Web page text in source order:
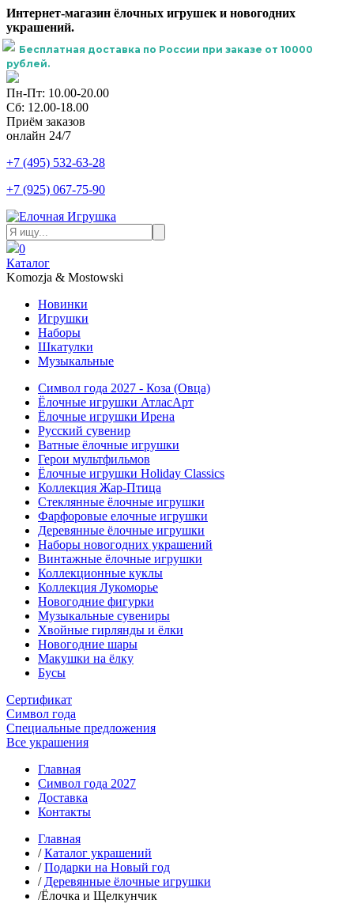
Интернет-магазин ёлочных игрушек и новогодних
украшений.
Бесплатная доставка по России при заказе от 10000
рублей.
Пн-Пт: 10.00-20.00
Сб: 12.00-18.00
Приём заказов
онлайн 24/7
+7 (495) 532-63-28
+7 (925) 067-75-90
0
Каталог
Komozja & Mostowski
Новинки
Игрушки
Наборы
Шкатулки
Музыкальные
Символ года 2027 - Коза (Овца)
Ёлочные игрушки АтласАрт
Ёлочные игрушки Ирена
Русский сувенир
Ватные ёлочные игрушки
Герои мультфильмов
Ёлочные игрушки Holiday Classics
Коллекция Жар-Птица
Стеклянные ёлочные игрушки
Фарфоровые елочные игрушки
Деревянные ёлочные игрушки
Наборы новогодних украшений
Винтажные ёлочные игрушки
Коллекционные куклы
Коллекция Лукоморье
Новогодние фигурки
Музыкальные сувениры
Хвойные гирлянды и ёлки
Новогодние шары
Макушки на ёлку
Бусы
Сертификат
Символ года
Специальные предложения
Все украшения
Главная
Символ года 2027
Доставка
Контакты
Главная
/Каталог украшений
/Подарки на Новый год
/ Деревянные ёлочные игрушки
/Ёлочка и Щелкунчик